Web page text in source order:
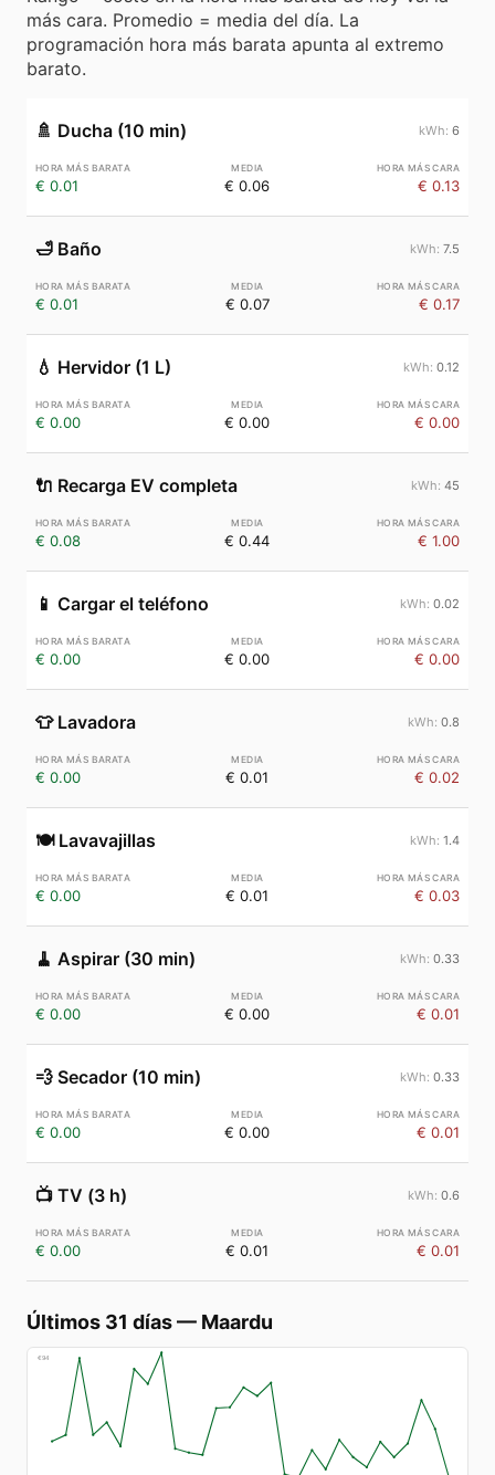
más cara. Promedio = media del día. La
programación hora más barata apunta al extremo
barato.
🚿 Ducha (10 min) 6
€ 0.01 € 0.06 € 0.13
🛁 Baño 7.5
€ 0.01 € 0.07 € 0.17
💧 Hervidor (1 L) 0.12
€ 0.00 € 0.00 € 0.00
🔌 Recarga EV completa 45
€ 0.08 € 0.44 € 1.00
📱 Cargar el teléfono 0.02
€ 0.00 € 0.00 € 0.00
👕 Lavadora 0.8
€ 0.00 € 0.01 € 0.02
🍽️ Lavavajillas 1.4
€ 0.00 € 0.01 € 0.03
🧹 Aspirar (30 min) 0.33
€ 0.00 € 0.00 € 0.01
💨 Secador (10 min) 0.33
€ 0.00 € 0.00 € 0.01
📺 TV (3 h) 0.6
€ 0.00 € 0.01 € 0.01
Últimos 31 días— Maardu
€94